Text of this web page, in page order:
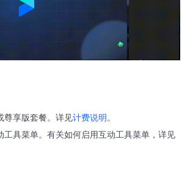
尊享版套餐。详见计费说明。
工具菜单。有关如何启用互动工具菜单，详见